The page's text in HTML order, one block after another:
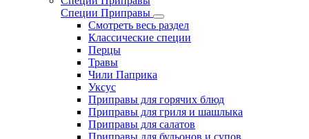
Специи Приправы
Смотреть весь раздел
Классические специи
Перцы
Травы
Чили Паприка
Уксус
Приправы для горячих блюд
Приправы для гриля и шашлыка
Приправы для салатов
Приправы для бульонов и супов